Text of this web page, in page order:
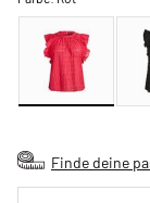
Finde deine